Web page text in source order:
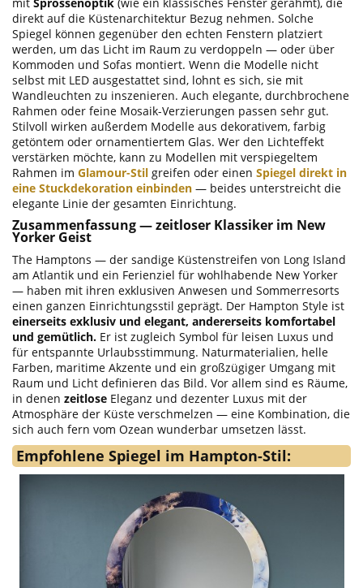
direkt auf die Küstenarchitektur Bezug nehmen. Solche
Spiegel können gegenüber den echten Fenstern platziert
werden, um das Licht im Raum zu verdoppeln — oder über
Kommoden und Sofas montiert. Wenn die Modelle nicht
selbst mit LED ausgestattet sind, lohnt es sich, sie mit
Wandleuchten zu inszenieren. Auch elegante, durchbrochene
Rahmen oder feine Mosaik-Verzierungen passen sehr gut.
Stilvoll wirken außerdem Modelle aus dekorativem, farbig
getöntem oder ornamentiertem Glas. Wer den Lichteffekt
verstärken möchte, kann zu Modellen mit verspiegeltem
Rahmen im Glamour-Stil greifen oder einen Spiegel direkt in
eine Stuckdekoration einbinden — beides unterstreicht die
elegante Linie der gesamten Einrichtung.
Zusammenfassung — zeitloser Klassiker im New
Yorker Geist
The Hamptons — der sandige Küstenstreifen von Long Island
am Atlantik und ein Ferienziel für wohlhabende New Yorker
— haben mit ihren exklusiven Anwesen und Sommerresorts
einen ganzen Einrichtungsstil geprägt. Der Hampton Style ist
einerseits exklusiv und elegant, andererseits komfortabel
und gemütlich. Er ist zugleich Symbol für leisen Luxus und
für entspannte Urlaubsstimmung. Naturmaterialien, helle
Farben, maritime Akzente und ein großzügiger Umgang mit
Raum und Licht definieren das Bild. Vor allem sind es Räume,
in denen zeitlose Eleganz und dezenter Luxus mit der
Atmosphäre der Küste verschmelzen — eine Kombination, die
sich auch fern vom Ozean wunderbar umsetzen lässt.
Empfohlene Spiegel im Hampton-Stil: